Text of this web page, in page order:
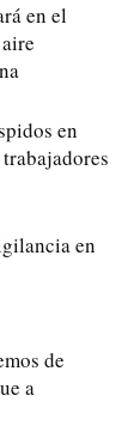
en el
en
en
de
a